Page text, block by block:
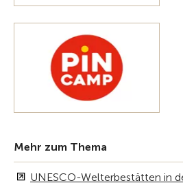
Mehr zum Thema
UNESCO-Welterbestätten in